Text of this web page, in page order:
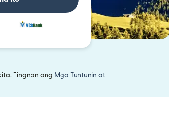
Tingnan ang Mga Tuntunin at